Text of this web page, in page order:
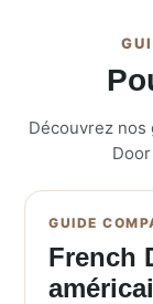
Découvrez
GUIDE
French